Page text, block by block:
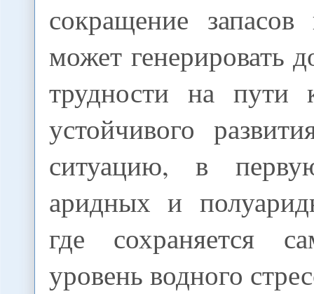
сокращение
может генерировать
трудности на пути
устойчивого
ситуацию, в
аридных и
где сохраняется
уровень водного